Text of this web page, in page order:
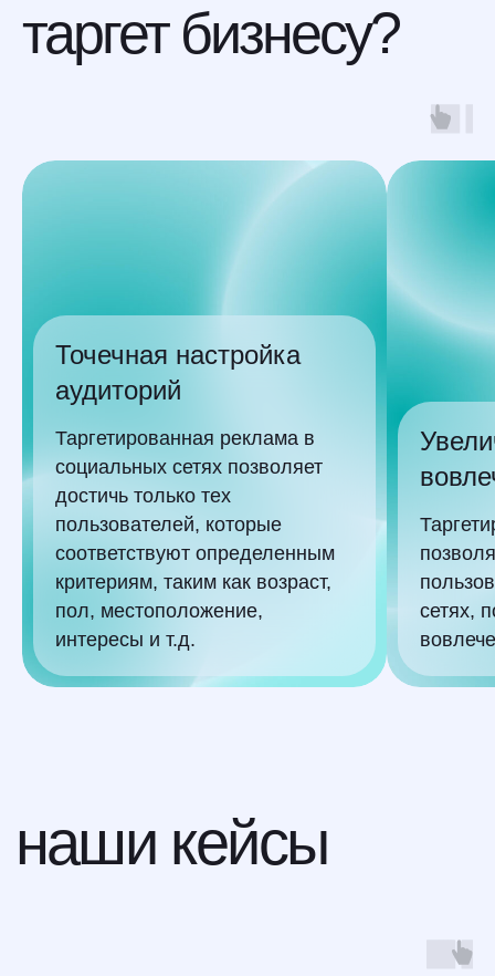
таргет бизнесу?
Точечная настройка
аудиторий
Таргетированная реклама в
социальных сетях позволяет
достичь только тех
пользователей, которые
соответствуют определенным
критериям, таким как возраст,
пол, местоположение,
интересы и т.д.
сетях,
наши кейсы
узнайте какая рекламная
стратегияпринесет
больше всего
таргет-консультации